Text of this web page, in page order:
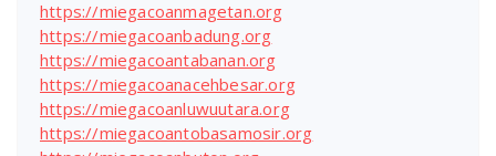
https://miegacoanmagetan.org
https://miegacoanbadung.org
https://miegacoantabanan.org
https://miegacoanacehbesar.org
https://miegacoanluwuutara.org
https://miegacoantobasamosir.org